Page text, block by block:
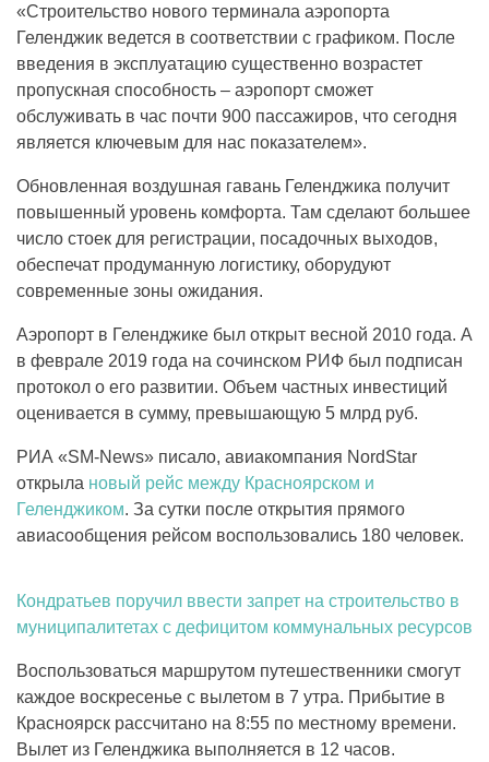
«Строительство нового терминала аэропорта
Геленджик ведется в соответствии с графиком. После
введения в эксплуатацию существенно возрастет
пропускная способность – аэропорт сможет
обслуживать в час почти 900 пассажиров, что сегодня
является ключевым для нас показателем».
Обновленная воздушная гавань Геленджика получит
повышенный уровень комфорта. Там сделают большее
число стоек для регистрации, посадочных выходов,
обеспечат продуманную логистику, оборудуют
современные зоны ожидания.
Аэропорт в Геленджике был открыт весной 2010 года. А
в феврале 2019 года на сочинском РИФ был подписан
протокол о его развитии. Объем частных инвестиций
оценивается в сумму, превышающую 5 млрд руб.
РИА «SM-News» писало, авиакомпания NordStar
открыла новый рейс между Красноярском и
Геленджиком. За сутки после открытия прямого
авиасообщения рейсом воспользовались 180 человек.
Кондратьев поручил ввести запрет на строительство в
муниципалитетах с дефицитом коммунальных ресурсов
Воспользоваться маршрутом путешественники смогут
каждое воскресенье с вылетом в 7 утра. Прибытие в
Красноярск рассчитано на 8:55 по местному времени.
Вылет из Геленджика выполняется в 12 часов.